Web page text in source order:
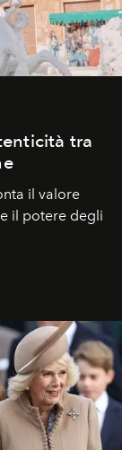
tra
il valore
il potere degli